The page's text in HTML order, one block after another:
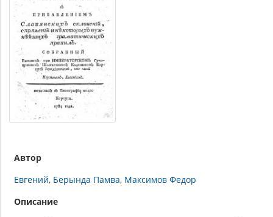
Автор
Евгений Берында Памва Максимов Федор
Описание